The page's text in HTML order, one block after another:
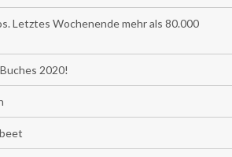
Letztes Wochenende mehr als 80.000
2020!